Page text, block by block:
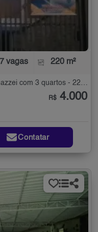
7 vagas 220 m²
Sobrado para Alugar na Vila Nova Mazzei com 3 quartos - 220 m²
R$ 4.000
Contatar